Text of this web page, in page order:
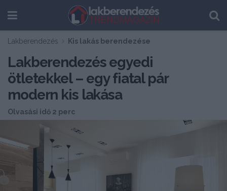
Lakberendezés Kis lakás berendezése
Lakberendezés egyedi
ötletekkel – egy fiatal pár
modern kis lakása
Olvasási idő 2 perc